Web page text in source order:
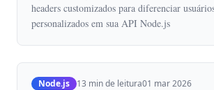
headers customizados para diferenciar
personalizados em sua API Node.js
Node.js 13 min de leitura01 mar 2026